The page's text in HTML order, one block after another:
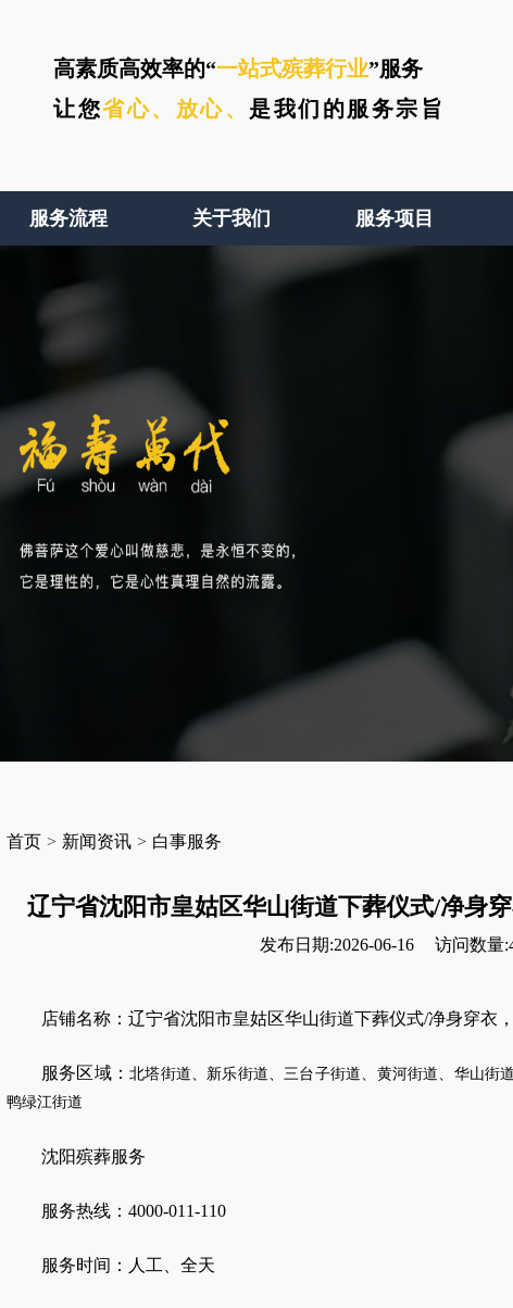
高素质高效率的“一站式殡葬行业”服务
让您省心、 放心、 是我们的服务宗旨
服务流程 关于我们 服务项目
首页 > 新闻资讯 > 白事服务
辽宁省沈阳市皇姑区华山街道下葬仪式/净身
发布日期:2026-06-16 访问数量
店铺名称：辽宁省沈阳市皇姑区华山街道下葬仪式/净身穿
服务区域：北塔街道、新乐街道、三台子街道、黄河街道、华山街
鸭绿江街道
沈阳殡葬服务
服务热线：4000-011-110
服务时间：人工、全天